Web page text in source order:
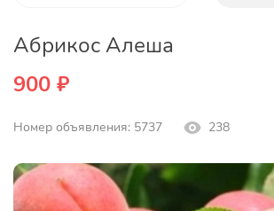
Абрикос Алеша
900 ₽
Номер объявления: 5737 238